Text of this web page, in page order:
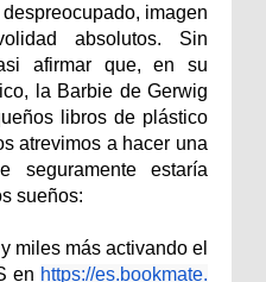
imagen
absolutos. Sin
afirmar que, en su
la Barbie de Gerwig
libros de plástico
atrevimos a hacer una
seguramente estaría
sueños:
miles más activando el
en https://es.bookmate.